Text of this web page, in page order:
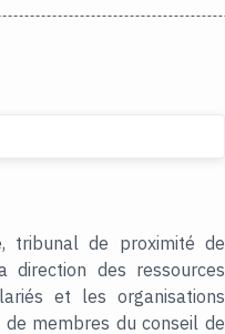
tribunal de proximité de
des ressources
et les organisations
membres du conseil de